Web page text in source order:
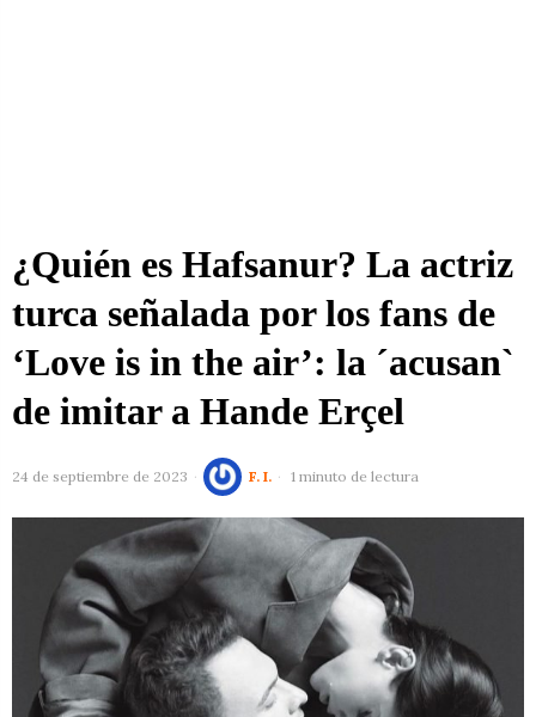
¿Quién es Hafsanur? La actriz
turca señalada por los fans de
‘Love is in the air’: la ´acusan`
de imitar a Hande Erçel
24 de septiembre de 2023 F. I. 1 minuto de lectura